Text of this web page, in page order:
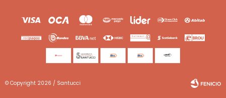
© Copyright 2026 / Santucci